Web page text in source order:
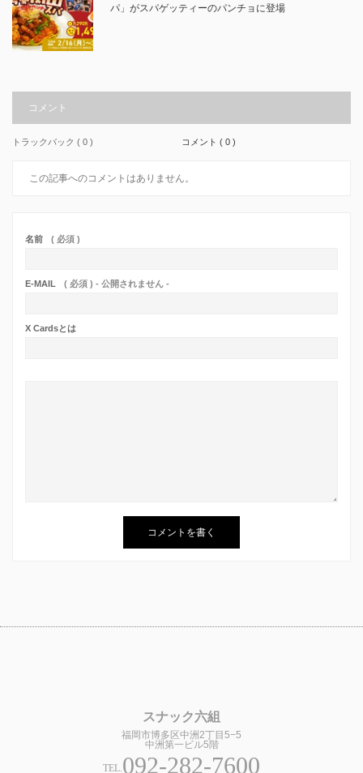
パ」がスパゲッティーのパンチョに登場
コメント
トラックバック ( 0 ) コメント ( 0 )
この記事へのコメントはありません。
名前 ( 必須 )
E-MAIL ( 必須 ) - 公開されません -
X Cardsとは
スナック六組
福岡市博多区中洲2丁目5−5
中洲第一ビル5階
TEL.092-282-7600